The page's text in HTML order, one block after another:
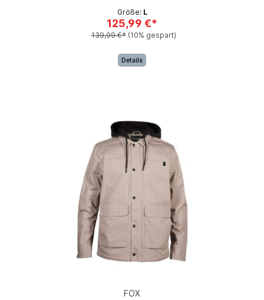
Größe: L
125,99 €*
139,99 €* (10% gespart)
Details
FOX